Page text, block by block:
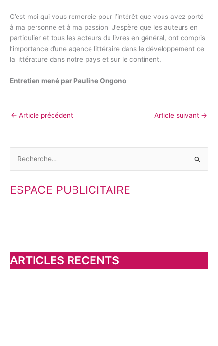
C’est moi qui vous remercie pour l’intérêt que vous avez porté
à ma personne et à ma passion. J’espère que les auteurs en
particulier et tous les acteurs du livres en général, ont compris
l’importance d’une agence littéraire dans le développement de
la littérature dans notre pays et sur le continent.
Entretien mené par Pauline Ongono
← Article précédent Article suivant →
c
h
e
ESPACE PUBLICITAIRE
ARTICLES RECENTS